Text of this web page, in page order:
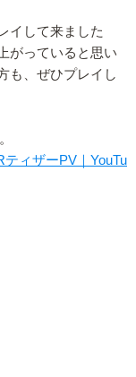
イして来ました
がっていると思い
も、ぜひプレイし
ィザーPV｜YouTu